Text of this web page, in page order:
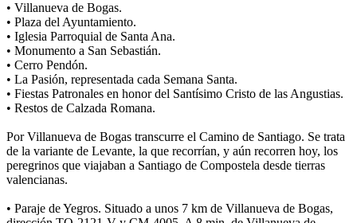
• Villanueva de Bogas.
• Plaza del Ayuntamiento.
• Iglesia Parroquial de Santa Ana.
• Monumento a San Sebastián.
• Cerro Pendón.
• La Pasión, representada cada Semana Santa.
• Fiestas Patronales en honor del Santísimo Cristo de las Angustias.
• Restos de Calzada Romana.
Por Villanueva de Bogas transcurre el Camino de Santiago. Se trata
de la variante de Levante, la que recorrían, y aún recorren hoy, los
peregrinos que viajaban a Santiago de Compostela desde tierras
valencianas.
• Paraje de Yegros. Situado a unos 7 km de Villanueva de Bogas,